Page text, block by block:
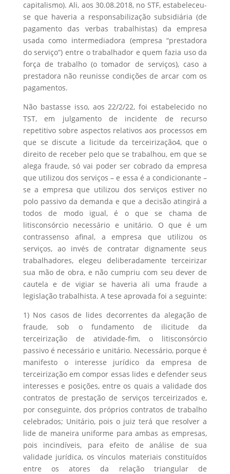
capitalismo). Ali, aos 30.08.2018, no STF, estabeleceu-
se que haveria a responsabilização subsidiária (de
pagamento das verbas trabalhistas) da empresa
usada como intermediadora (empresa “prestadora
do serviço”) entre o trabalhador e quem fazia uso da
força de trabalho (o tomador de serviços), caso a
prestadora não reunisse condições de arcar com os
pagamentos.
Não bastasse isso, aos 22/2/22, foi estabelecido no
TST, em julgamento de incidente de recurso
repetitivo sobre aspectos relativos aos processos em
que se discute a licitude da terceirização4, que o
direito de receber pelo que se trabalhou, em que se
alega fraude, só vai poder ser cobrado da empresa
que utilizou dos serviços – e essa é a condicionante –
se a empresa que utilizou dos serviços estiver no
polo passivo da demanda e que a decisão atingirá a
todos de modo igual, é o que se chama de
litisconsórcio necessário e unitário. O que é um
contrassenso afinal, a empresa que utilizou os
serviços, ao invés de contratar dignamente seus
trabalhadores, elegeu deliberadamente terceirizar
sua mão de obra, e não cumpriu com seu dever de
cautela e de vigiar se haveria ali uma fraude a
legislação trabalhista. A tese aprovada foi a seguinte:
1) Nos casos de lides decorrentes da alegação de
fraude, sob o fundamento de ilicitude da
terceirização de atividade-fim, o litisconsórcio
passivo é necessário e unitário. Necessário, porque é
manifesto o interesse jurídico da empresa de
terceirização em compor essas lides e defender seus
interesses e posições, entre os quais a validade dos
contratos de prestação de serviços terceirizados e,
por conseguinte, dos próprios contratos de trabalho
celebrados; Unitário, pois o juiz terá que resolver a
lide de maneira uniforme para ambas as empresas,
pois incindíveis, para efeito de análise de sua
validade jurídica, os vínculos materiais constituídos
entre os atores da relação triangular de